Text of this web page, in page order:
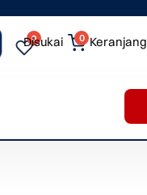
0
Disukai 0 Keranjang